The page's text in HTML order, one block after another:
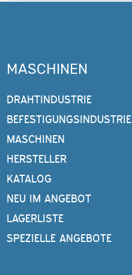
MASCHINEN
DRAHTINDUSTRIE
BEFESTIGUNGSINDUSTRIE
MASCHINEN
HERSTELLER
KATALOG
NEU IM ANGEBOT
LAGERLISTE
SPEZIELLE ANGEBOTE